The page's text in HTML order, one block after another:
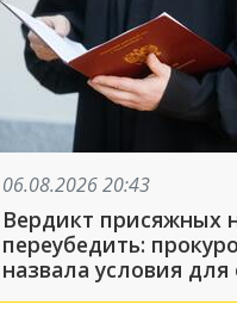
06.08.2026 20:43
Вердикт присяжных
переубедить:
назвала условия
приговора убийцам